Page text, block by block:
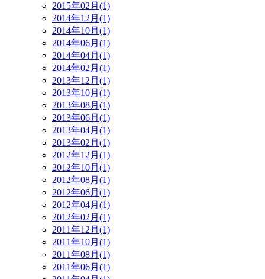
2015年02月(1)
2014年12月(1)
2014年10月(1)
2014年06月(1)
2014年04月(1)
2014年02月(1)
2013年12月(1)
2013年10月(1)
2013年08月(1)
2013年06月(1)
2013年04月(1)
2013年02月(1)
2012年12月(1)
2012年10月(1)
2012年08月(1)
2012年06月(1)
2012年04月(1)
2012年02月(1)
2011年12月(1)
2011年10月(1)
2011年08月(1)
2011年06月(1)